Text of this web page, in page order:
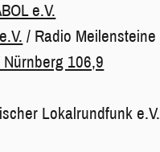
e.V.
/ Radio Meilensteine
Nürnberg 106,9
Lokalrundfunk e.V.